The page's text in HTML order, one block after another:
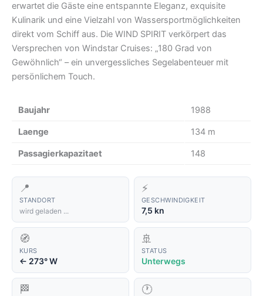
erwartet die Gäste eine entspannte Eleganz, exquisite
Kulinarik und eine Vielzahl von Wassersportmöglichkeiten
direkt vom Schiff aus. Die WIND SPIRIT verkörpert das
Versprechen von Windstar Cruises: „180 Grad von
Gewöhnlich“ – ein unvergessliches Segelabenteuer mit
persönlichem Touch.
Baujahr 1988
Laenge 134 m
Passagierkapazitaet 148
📍
STANDORT
wird geladen ...
⚡
GESCHWINDIGKEIT
7,5 kn
🧭
KURS
↑ 273° W
🚢
STATUS
Unterwegs
🏁 🕐